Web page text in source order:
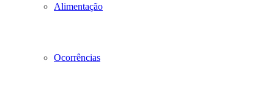
Alimentação
Ocorrências